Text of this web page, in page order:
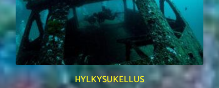
HYLKYSUKELLUS